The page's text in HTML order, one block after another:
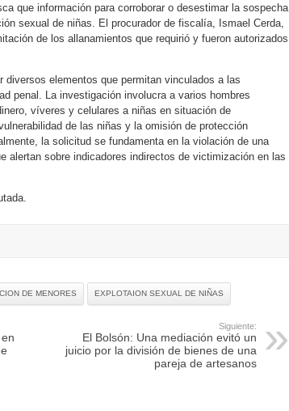
que información para corroborar o desestimar la sospecha
sexual de niñas. El procurador de fiscalía, Ismael Cerda,
de los allanamientos que requirió y fueron autorizados
diversos elementos que permitan vinculados a las
penal. La investigación involucra a varios hombres
víveres y celulares a niñas en situación de
de las niñas y la omisión de protección
la solicitud se fundamenta en la violación de una
alertan sobre indicadores indirectos de victimización en las
DE MENORES EXPLOTAION SEXUAL DE NIÑAS
Siguiente:
El Bolsón: Una mediación evitó un
juicio por la división de bienes de una
pareja de artesanos